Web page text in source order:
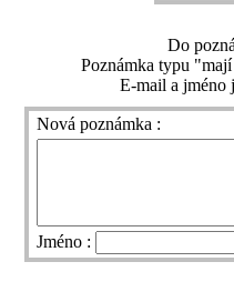
Do
Poznámka typu
E-mail a jméno
Nová poznámka :
Jméno :